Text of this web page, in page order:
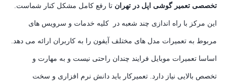
تخصصی تعمیر گوشی اپل در تهران تا رفع کامل مشکل کنار شماست.
این مرکز با راه اندازی چند شعبه در کلیه خدمات و سرویس های
مربوط به تعمیرات مدل های مختلف آیفون را به کاربران ارائه می دهد.
اساسا تعمیرات موبایل فرایند چندان راحتی نیست و به مهارت و
تخصص بالایی نیاز دارد. تعمیرکار باید دانش نرم افزاری و سخت